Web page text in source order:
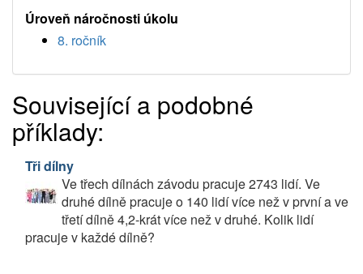
Úroveň náročnosti úkolu
8. ročník
Související a podobné
příklady:
Tři dílny
Ve třech dílnách závodu pracuje 2743 lidí. Ve
druhé dílně pracuje o 140 lidí více než v první a ve
třetí dílně 4,2-krát více než v druhé. Kolik lidí
pracuje v každé dílně?